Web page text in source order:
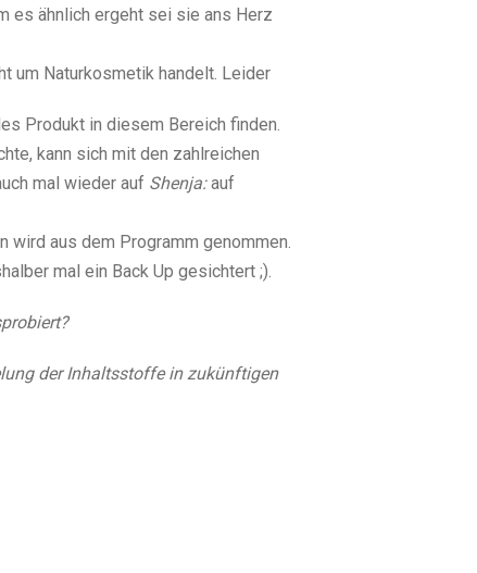
es ähnlich ergeht sei sie ans Herz
um Naturkosmetik handelt. Leider
Produkt in diesem Bereich finden.
kann sich mit den zahlreichen
mal wieder auf Shenja:auf
aus dem Programm genommen.
mal ein Back Up gesichtert ;).
der Inhaltsstoffe in zukünftigen